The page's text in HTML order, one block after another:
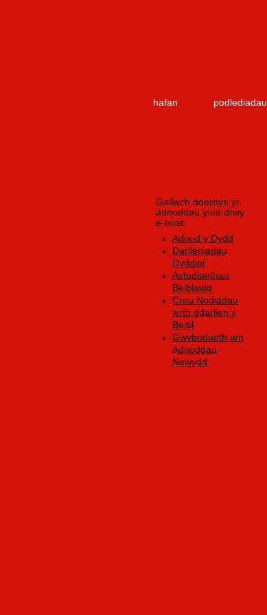
hafan podlediadau
Gallwch dderbyn yr
adnoddau yma drwy
e-bost:
Adnod y Dydd
Darlleniadau
Dyddiol
Astudiaethau
Beiblaidd
Creu Nodiadau
wrth ddarllen y
Beibl
Gwybodaeth am
Adnoddau
Newydd